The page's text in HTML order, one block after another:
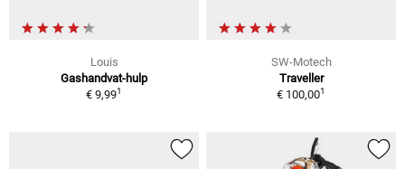
Louis
Gashandvat-hulp
€ 9,991
SW-Motech
Traveller
€ 100,001